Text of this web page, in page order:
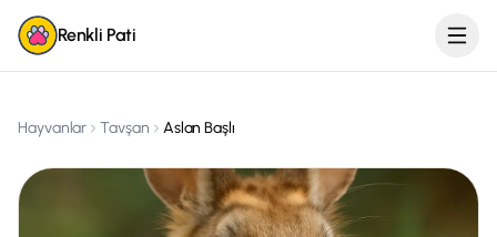
Renkli Pati
Hayvanlar Tavşan Aslan Başlı